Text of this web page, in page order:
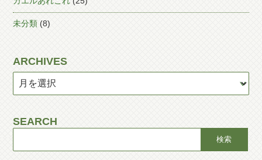
未分類 (8)
ARCHIVES
SEARCH